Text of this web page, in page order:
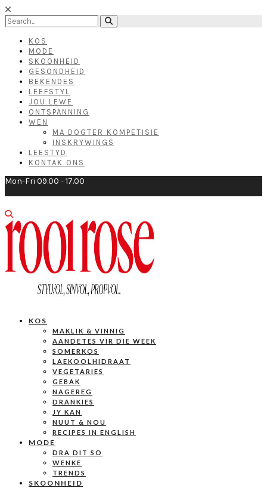
KOS
MODE
SKOONHEID
GESONDHEID
BEKENDES
LEEFSTYL
JOU LEWE
ONTSPANNING
WEN
MA DOGTER KOMPETISIE
INSKRYWINGS
LEESTYD
KONTAK ONS
Mon-Fri 09.00 - 17.00
KOS
MAKLIK & VINNIG
AANDETES VIR DIE WEEK
SOMERKOS
LAEKOOLHIDRAAT
VEGETARIES
GEBAK
NAGEREG
DRANKIES
JY KAN
NUUT & NOU
RECIPES IN ENGLISH
MODE
DRA DIT SO
WENKE
TRENDS
SKOONHEID